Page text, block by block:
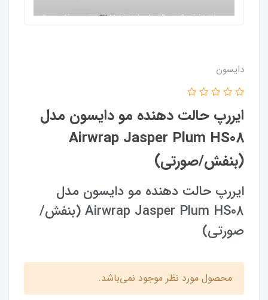
دایسون
ایررپ حالت دهنده مو دایسون مدل
Airwrap Jasper Plum HS08
(بنفش/صورتی)
ایررپ حالت دهنده مو دایسون مدل
Airwrap Jasper Plum HS08 (بنفش/
صورتی)
محصول مورد نظر موجود نمی‌باشد.